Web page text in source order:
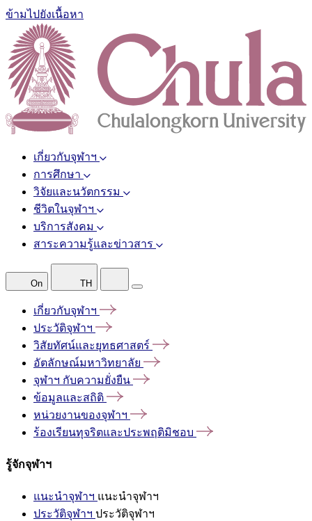
ข้ามไปยังเนื้อหา
เกี่ยวกับจุฬาฯ
การศึกษา
วิจัยและนวัตกรรม
ชีวิตในจุฬาฯ
บริการสังคม
สาระความรู้และข่าวสาร
On TH
เกี่ยวกับจุฬาฯ
ประวัติจุฬาฯ
วิสัยทัศน์และยุทธศาสตร์
อัตลักษณ์มหาวิทยาลัย
จุฬาฯ กับความยั่งยืน
ข้อมูลและสถิติ
หน่วยงานของจุฬาฯ
ร้องเรียนทุจริตและประพฤติมิชอบ
รู้จักจุฬาฯ
แนะนำจุฬาฯ แนะนำจุฬาฯ
ประวัติจุฬาฯ ประวัติจุฬาฯ